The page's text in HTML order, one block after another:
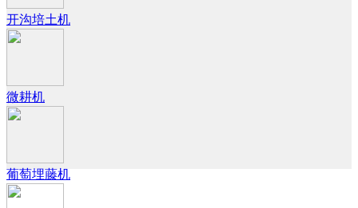
开沟培土机
微耕机
葡萄埋藤机